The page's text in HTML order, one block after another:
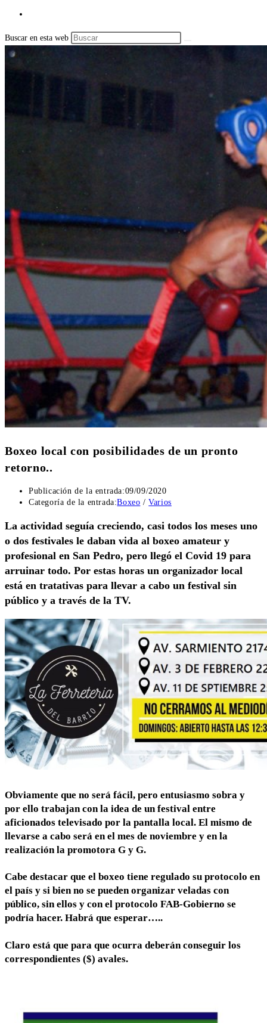
Buscar en esta web
Boxeo local con posibilidades de un pronto
retorno..
Publicación de la entrada:09/09/2020
Categoría de la entrada:Boxeo / Varios
La actividad seguía creciendo, casi todos los meses uno
o dos festivales le daban vida al boxeo amateur y
profesional en San Pedro, pero llegó el Covid 19 para
arruinar todo. Por estas horas un organizador local
está en tratativas para llevar a cabo un festival sin
público y a través de la TV.
Obviamente que no será fácil, pero entusiasmo sobra y
por ello trabajan con la idea de un festival entre
aficionados televisado por la pantalla local. El mismo de
llevarse a cabo será en el mes de noviembre y en la
realización la promotora G y G.
Cabe destacar que el boxeo tiene regulado su protocolo en
el país y si bien no se pueden organizar veladas con
público, sin ellos y con el protocolo FAB-Gobierno se
podría hacer. Habrá que esperar…..
Claro está que para que ocurra deberán conseguir los
correspondientes ($) avales.